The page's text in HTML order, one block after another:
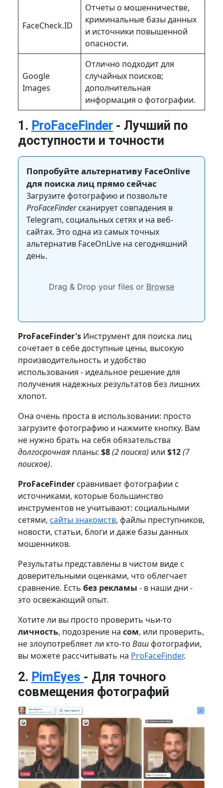
FaceCheck.ID
Отчеты о мошенничестве,
криминальные базы данных
и источники повышенной
опасности.
Google
Images
Отлично подходит для
случайных поисков;
дополнительная
информация о фотографии.
1. ProFaceFinder- Лучший по
доступности и точности
Попробуйте альтернативу FaceOnlive
для поиска лиц прямо сейчас
Загрузите фотографию и позвольте
ProFaceFinderсканирует совпадения в
Telegram, социальных сетях и на веб-
сайтах. Это одна из самых точных
альтернатив FaceOnLive на сегодняшний
день.
Drag & Drop your files or Browse
ProFaceFinder's Инструмент для поиска лиц
сочетает в себе доступные цены, высокую
производительность и удобство
использования - идеальное решение для
получения надежных результатов без лишних
хлопот.
Она очень проста в использовании: просто
загрузите фотографию и нажмите кнопку. Вам
не нужно брать на себя обязательства
долгосрочная планы: $8(2 поиска) или $12(7
поисков).
ProFaceFinder сравнивает фотографии с
источниками, которые большинство
инструментов не учитывают: социальными
сетями, сайты знакомств, файлы преступников,
новости, статьи, блоги и даже базы данных
мошенников.
Результаты представлены в чистом виде с
доверительными оценками, что облегчает
сравнение. Есть без рекламы - в наши дни -
это освежающий опыт.
Хотите ли вы просто проверить чьи-то
личность, подозрение на сом, или проверить,
не злоупотребляет ли кто-то Вашфотографии,
вы можете рассчитывать на ProFaceFinder.
2. PimEyes - Для точного
совмещения фотографий